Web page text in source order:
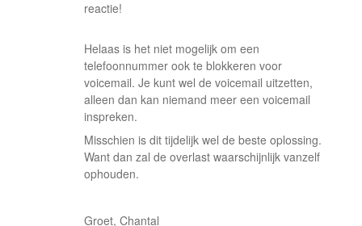
reactie!
Helaas is het niet mogelijk om een
telefoonnummer ook te blokkeren voor
voicemail. Je kunt wel de voicemail uitzetten,
alleen dan kan niemand meer een voicemail
inspreken.
Misschien is dit tijdelijk wel de beste oplossing.
Want dan zal de overlast waarschijnlijk vanzelf
ophouden.
Groet, Chantal